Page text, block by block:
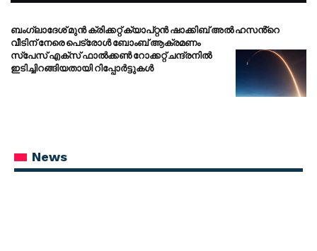
ബംഗ്ലാദേശ് മുൻ ക്രിക്കറ്റ് ക്യാപ്റ്റൻ ഷാക്കിബ് അൽ ഹസൻ്റെ
വീടിന് നേരെ പെട്രോൾ ബോംബ് ആക്രമണം
സ്പേസ് എക്സ് ഫാൽക്കൺ റോക്കറ്റ് ചന്ദ്രനിൽ
ഇടിച്ചിറങ്ങിയതായി റിപ്പോർട്ടുകൾ
News